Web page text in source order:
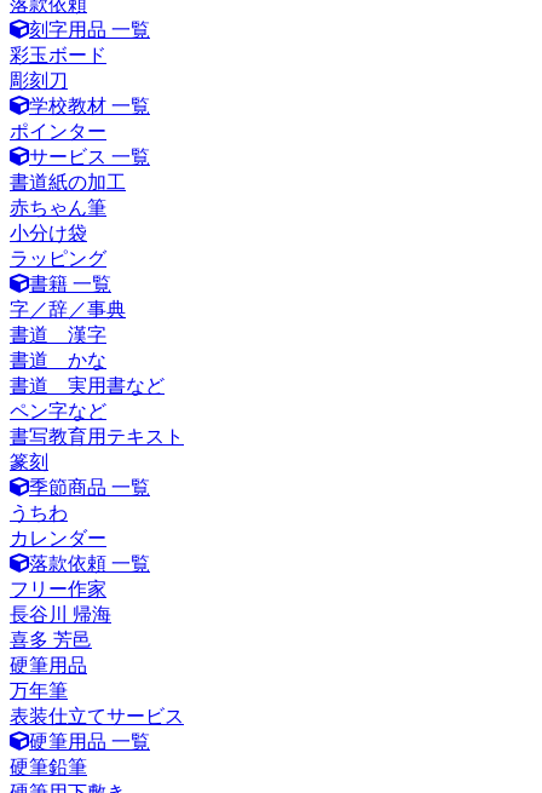
刻字用品 一覧
彩玉ボード
彫刻刀
学校教材 一覧
ポインター
サービス 一覧
書道紙の加工
赤ちゃん筆
小分け袋
ラッピング
書籍 一覧
字／辞／事典
書道 漢字
書道 かな
書道 実用書など
ペン字など
書写教育用テキスト
篆刻
季節商品 一覧
うちわ
カレンダー
落款依頼 一覧
フリー作家
長谷川 帰海
喜多 芳邑
硬筆用品
万年筆
表装仕立てサービス
硬筆用品 一覧
硬筆鉛筆